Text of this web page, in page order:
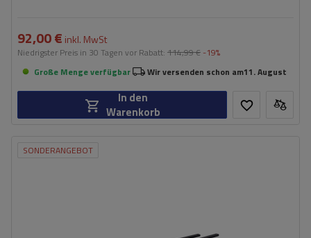
92,00 € inkl. MwSt
Niedrigster Preis in 30 Tagen vor Rabatt: 114,99 € -19%
Große Menge verfügbar
Wir versenden schon am11. August
In den
Warenkorb
SONDERANGEBOT